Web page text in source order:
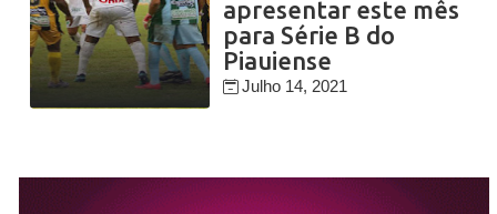
apresentar este mês
para Série B do
Piauiense
Julho 14, 2021